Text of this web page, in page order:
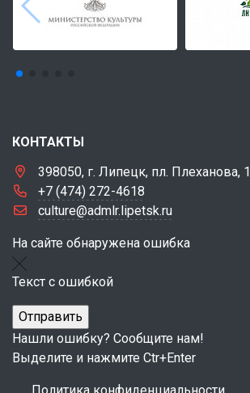
КОНТАКТЫ
398050, г. Липецк, пл. Плеханова, 1
+7 (474) 272-4618
culture@admlr.lipetsk.ru
На сайте обнаружена ошибка
Текст с ошибкой
Нашли ошибку? Сообщите нам!
Выделите и нажмите Ctr+Enter